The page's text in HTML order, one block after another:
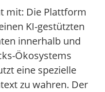
mit: Die Plattform
KI-gestützten
innerhalb und
Ökosystems
eine spezielle
zu wahren. Der